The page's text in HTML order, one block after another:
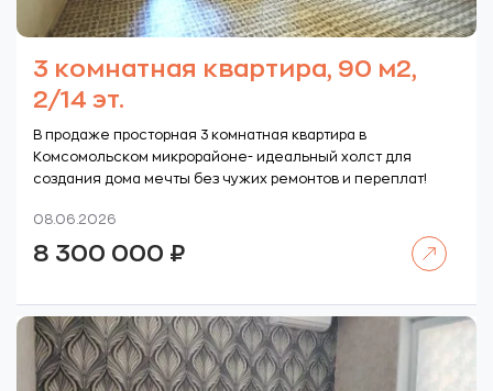
3 комнатная квартира, 90 м2,
2/14 эт.
В продаже просторная 3 комнатная квартира в
Комсомольском микрорайоне- идеальный холст для
создания дома мечты без чужих ремонтов и переплат!
08.06.2026
8 300 000 ₽